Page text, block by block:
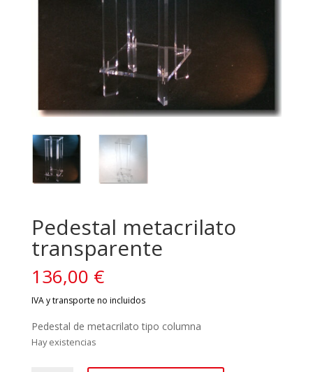
Pedestal metacrilato
transparente
136,00 €
Pedestal de metacrilato tipo columna
Hay existencias